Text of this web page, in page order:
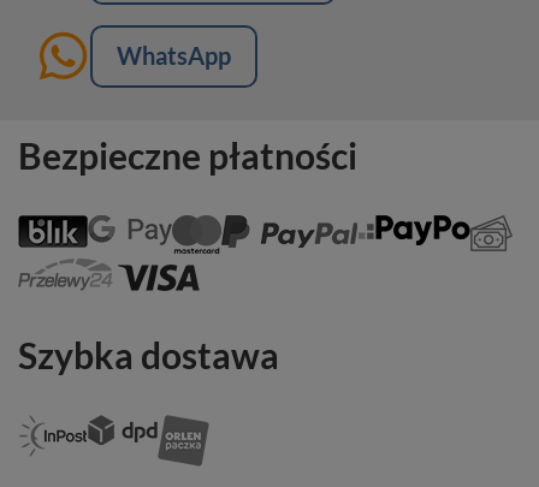
WhatsApp
Bezpieczne płatności
Szybka dostawa